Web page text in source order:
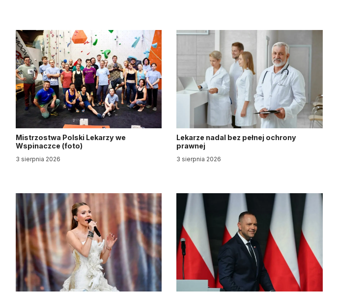
Mistrzostwa Polski Lekarzy we
Wspinaczce (foto)
3 sierpnia 2026
Lekarze nadal bez pełnej ochrony
prawnej
3 sierpnia 2026